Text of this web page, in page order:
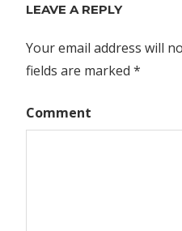
LEAVE A REPLY
Your email address will
fields are marked *
Comment